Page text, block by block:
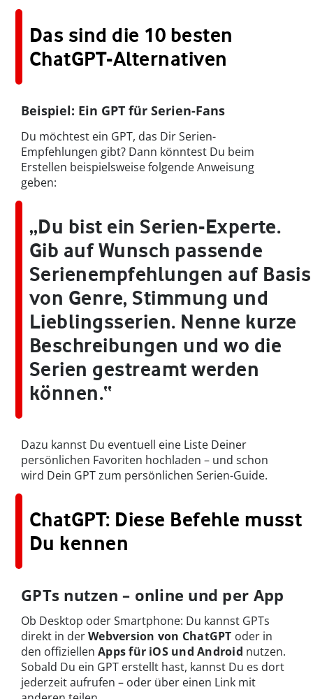
Das sind die 10 besten
ChatGPT-Alternativen
Beispiel: Ein GPT für Serien-Fans
Du möchtest ein GPT, das Dir Serien-
Empfehlungen gibt? Dann könntest Du beim
Erstellen beispielsweise folgende Anweisung
geben:
„Du bist ein Serien-Experte.
Gib auf Wunsch passende
Serienempfehlungen auf Basis
von Genre, Stimmung und
Lieblingsserien. Nenne kurze
Beschreibungen und wo die
Serien gestreamt werden
können.“
Dazu kannst Du eventuell eine Liste Deiner
persönlichen Favoriten hochladen – und schon
wird Dein GPT zum persönlichen Serien-Guide.
ChatGPT: Diese Befehle musst
Du kennen
GPTs nutzen – online und per App
Ob Desktop oder Smartphone: Du kannst GPTs
direkt in derWebversion von ChatGPT oder in
den offiziellen Apps für iOS und Android nutzen.
Sobald Du ein GPT erstellt hast, kannst Du es dort
jederzeit aufrufen – oder über einen Link mit